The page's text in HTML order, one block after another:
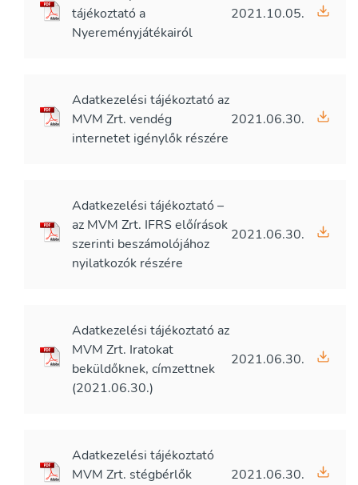
tájékoztató a
Nyereményjátékairól
2021.10.05.
Adatkezelési tájékoztató az
MVM Zrt. vendég
internetet igénylők részére
2021.06.30.
Adatkezelési tájékoztató –
az MVM Zrt. IFRS előírások
szerinti beszámolójához
nyilatkozók részére
2021.06.30.
Adatkezelési tájékoztató az
MVM Zrt. Iratokat
beküldőknek, címzettnek
(2021.06.30.)
2021.06.30.
Adatkezelési tájékoztató
MVM Zrt. stégbérlők
2021.06.30.